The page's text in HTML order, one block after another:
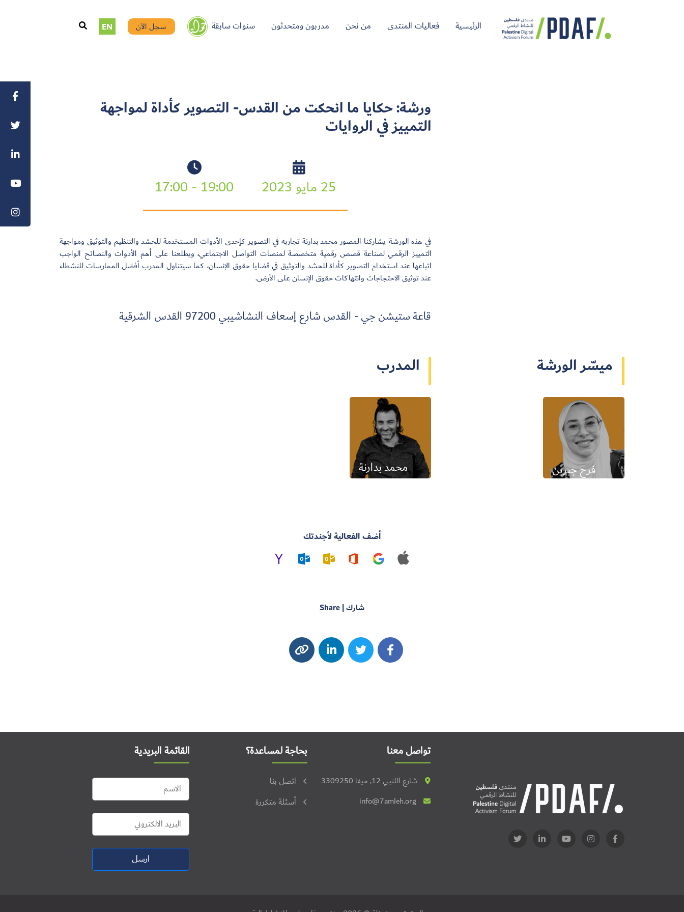
الرئيسية فعاليات المنتدى من نحن مدربون ومتحدثون سنوات سابقة سجل الآن EN
ورشة: حكايا ما انحكت من القدس- التصوير كأداة لمواجهة
التمييز في الروايات
25 مايو 2023 19:00 - 17:00
في هذه الورشة يشاركنا المصور محمد بدارنة تجاربه في التصوير كإحدى الأدوات المستخدمة للحشد والتنظيم والتوثيق ومواجهة
التمييز الرقمي لصناعة قصص رقمية متخصصة لمنصات التواصل الاجتماعي، ويطلعنا على أهم الأدوات والنصائح الواجب
اتباعها عند استخدام التصوير كأداة للحشد والتوثيق في قضايا حقوق الإنسان، كما سيتناول المدرب أفضل الممارسات للنشطاء
عند توثيق الاحتجاجات وانتهاكات حقوق الإنسان على الأرض.
قاعة ستيشن جي - القدس شارع إسعاف النشاشيبي 97200 القدس الشرقية
ميسّر الورشة
فرح جبرين
المدرب
محمد بدارنة
أضف الفعالية لأجندتك
شارك | Share
تواصل معنا
شارع اللنبي 12, حيفا 3309250
info@7amleh.org
بحاجة لمساعدة؟
اتصل بنا
أسئلة متكررة
القائمة البريدية
ارسل